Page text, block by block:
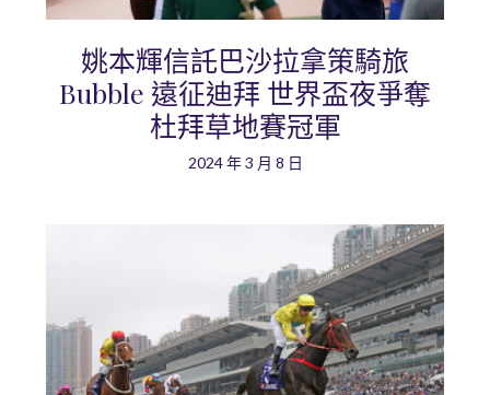
姚本輝信託巴沙拉拿策騎旅
Bubble 遠征迪拜 世界盃夜爭奪
杜拜草地賽冠軍
2024 年 3 月 8 日